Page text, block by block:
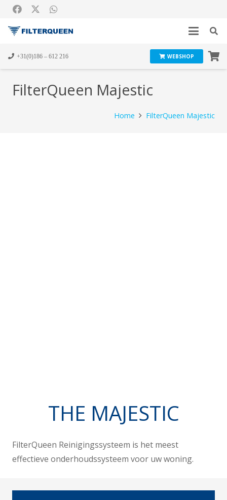
+31(0)186 – 612 216 WEBSHOP
FilterQueen Majestic
Home FilterQueen Majestic
THE MAJESTIC
FilterQueen Reinigingssysteem is het meest
effectieve onderhoudssysteem voor uw woning.